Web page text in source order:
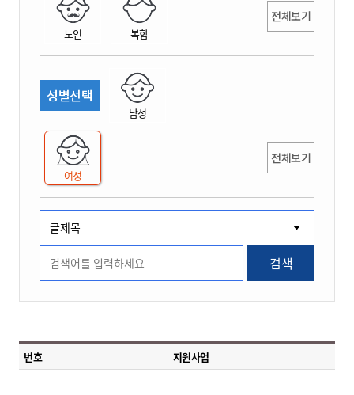
노인 복합
전체보기
성별선택
남성
여성
전체보기
검색
번호 지원사업